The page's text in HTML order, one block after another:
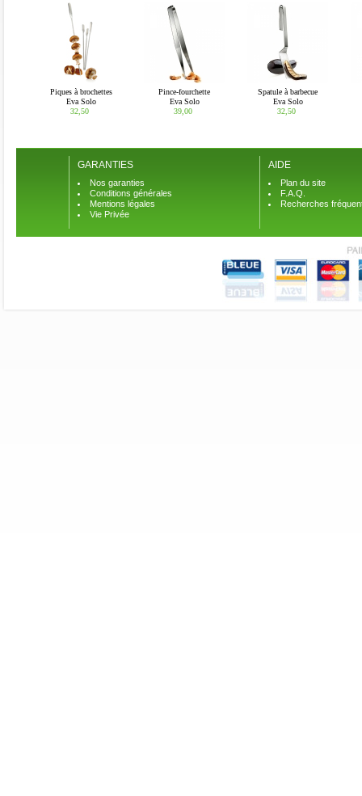
Piques à brochettes
Eva Solo
32,50 
Pince-fourchette
Eva Solo
39,00 
Spatule à barbecue
Eva Solo
32,50 
GARANTIES
Nos garanties
Conditions générales
Mentions légales
Vie Privée
AIDE
Plan du site
F.A.Q.
Recherches